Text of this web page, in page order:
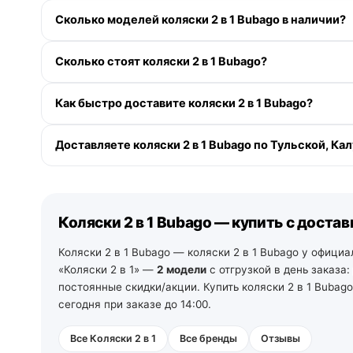
Сколько моделей коляски 2 в 1 Bubago в наличии?
Сколько стоят коляски 2 в 1 Bubago?
Как быстро доставите коляски 2 в 1 Bubago?
пределах МКАД. По Санкт-Петербургу и
Доставляете коляски 2 в 1 Bubago по Тульской,
Коляски 2 в 1 Bubago — купить с
Коляски 2 в 1 Bubago — коляски 2 в 1 Bubago у
«Коляски 2 в 1» — 2 модели с отгрузкой в день
постоянные скидки/акции. Купить коляски 2 в 1
сегодня при заказе до 14:00.
Все Коляски 2 в 1 Все бренды Отзывы